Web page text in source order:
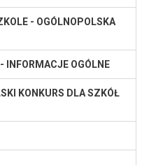
- OGÓLNOPOLSKA
INFORMACJE OGÓLNE
KONKURS DLA SZKÓŁ